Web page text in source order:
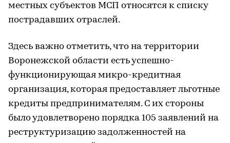
местных субъектов МСП относятся к списку
пострадавших отраслей.
Здесь важно отметить, что на территории
Воронежской области есть успешно-
функционирующая микро-кредитная
организация, которая предоставляет льготные
кредиты предпринимателям. С их стороны
было удовлетворено порядка 105 заявлений на
реструктуризацию задолженностей на